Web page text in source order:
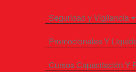
Seguridad y Vigilancia
Promocionales Y
Cursos Capacitación Y